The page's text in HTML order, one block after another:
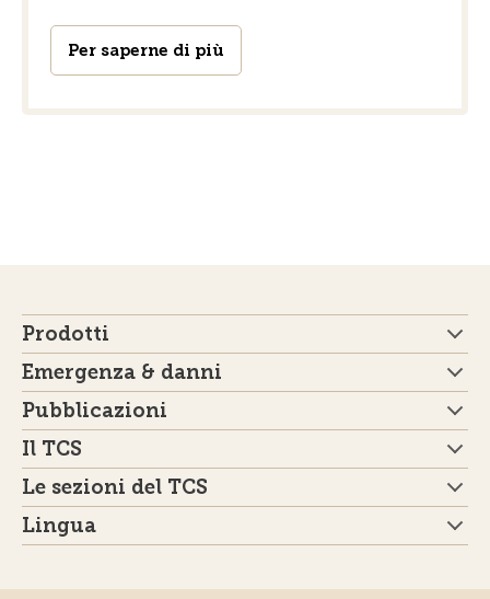
Per saperne di più
Prodotti
Emergenza & danni
Pubblicazioni
Il TCS
Le sezioni del TCS
Lingua